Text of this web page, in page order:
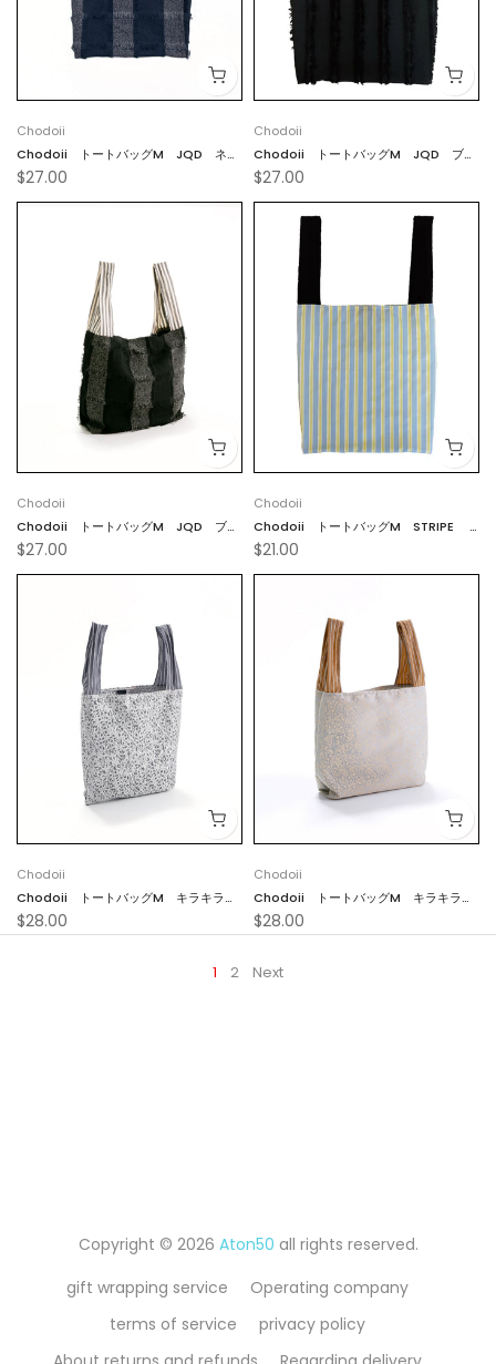
Chodoii
Chodoii トートバッグM JQD ネイ
ビーホワイト
$27.00
Chodoii
Chodoii トートバッグM JQD ブラ
ック
$27.00
Chodoii
Chodoii トートバッグM JQD ブラ
ックホワイト
$27.00
Chodoii
Chodoii トートバッグM STRIPE
ブルー
$21.00
Chodoii
Chodoii トートバッグM キラキラブ
ルー
$28.00
Chodoii
Chodoii トートバッグM キラキララ
イトブルー
$28.00
1 2 Next
Copyright © 2026 Aton50 all rights reserved.
gift wrapping service
Operating company
terms of service
privacy policy